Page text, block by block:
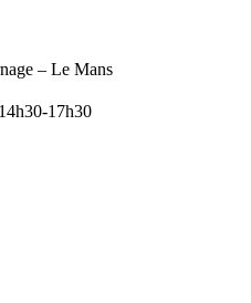
– Le Mans
17h30